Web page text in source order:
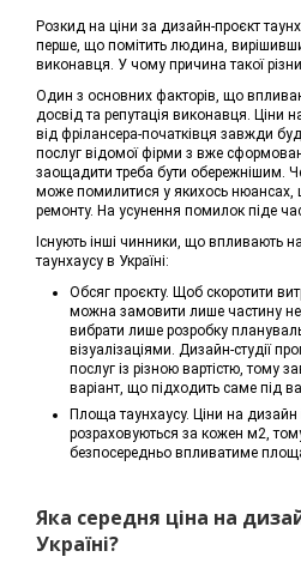
Розкид на ціни за дизайн-проєкт
перше, що помітить людина,
виконавця. У чому причина такої
Один з основних факторів, що
досвід та репутація виконавця. Ціни
від фрілансера-початківця завжди
послуг відомої фірми з вже
заощадити треба бути обережнішим.
може помилитися у якихось нюансах,
ремонту. На усунення помилок піде
Існують інші чинники, що впливають
таунхаусу в Україні:
Обсяг проєкту. Щоб скоротити
можна замовити лише частину
вибрати лише розробку
візуалізаціями. Дизайн-студії
послуг із різною вартістю, тому
варіант, що підходить саме під
Площа таунхаусу. Ціни на дизайн
розраховуються за кожен м2,
безпосередньо впливатиме
Яка середня ціна на
Україні?